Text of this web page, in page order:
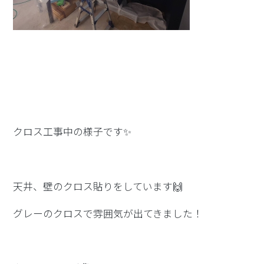
クロス工事中の様子です✨
天井、壁のクロス貼りをしています🙌
グレーのクロスで雰囲気が出てきました！